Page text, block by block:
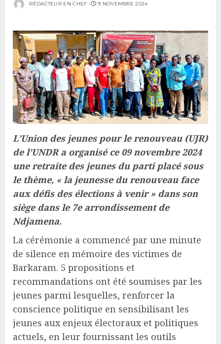
RÉDACTEUR EN CHEF 9 NOVEMBRE 2024
L’Union des jeunes pour le renouveau (UJR)
de l’UNDR a organisé ce 09 novembre 2024
une retraite des jeunes du parti placé sous
le thème, « la jeunesse du renouveau face
aux défis des élections à venir » dans son
siège dans le 7e arrondissement de
Ndjamena.
La cérémonie a commencé par une minute
de silence en mémoire des victimes de
Barkaram. 5 propositions et
recommandations ont été soumises par les
jeunes parmi lesquelles, renforcer la
conscience politique en sensibilisant les
jeunes aux enjeux électoraux et politiques
actuels, en leur fournissant les outils